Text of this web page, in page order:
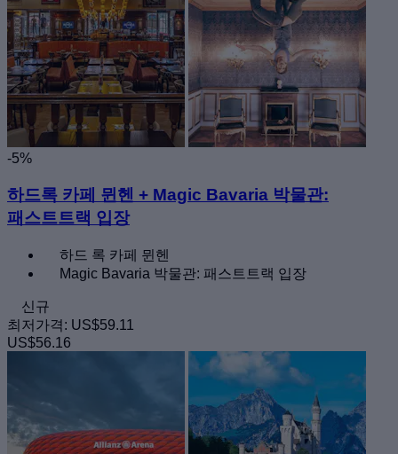
-5%
하드록 카페 뮌헨 + Magic Bavaria 박물관:
패스트트랙 입장
하드 록 카페 뮌헨
Magic Bavaria 박물관: 패스트트랙 입장
신규
최저가격: US$59.11
US$56.16